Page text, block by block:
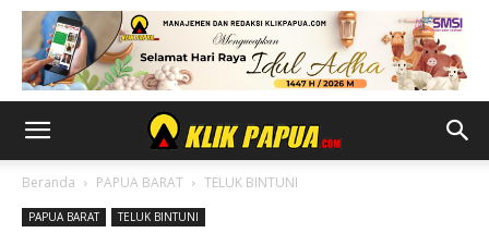
Beranda PAPUA BARAT TELUK BINTUNI
PAPUA BARAT TELUK BINTUNI